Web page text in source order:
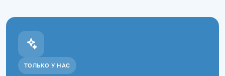
ТОЛЬКО У НАС